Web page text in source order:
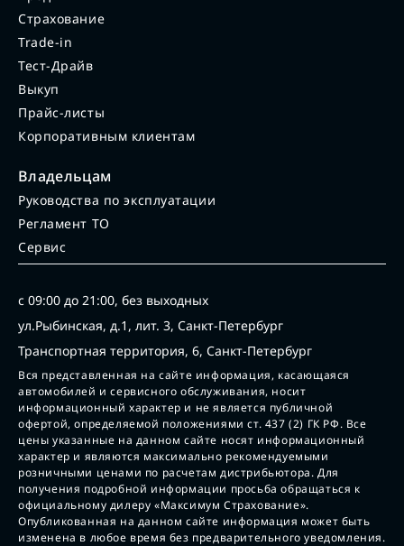
Страхование
Trade-in
Тест-Драйв
Выкуп
Прайс-листы
Корпоративным клиентам
Владельцам
Руководства по эксплуатации
Регламент ТО
Сервис
с 09:00 до 21:00, без выходных
ул.Рыбинская, д.1, лит. 3, Санкт-Петербург
Транспортная территория, 6, Санкт-Петербург
Вся представленная на сайте информация, касающаяся
автомобилей и сервисного обслуживания, носит
информационный характер и не является публичной
офертой, определяемой положениями ст. 437 (2) ГК РФ. Все
цены указанные на данном сайте носят информационный
характер и являются максимально рекомендуемыми
розничными ценами по расчетам дистрибьютора. Для
получения подробной информации просьба обращаться к
официальному дилеру «Максимум Страхование».
Опубликованная на данном сайте информация может быть
изменена в любое время без предварительного уведомления.